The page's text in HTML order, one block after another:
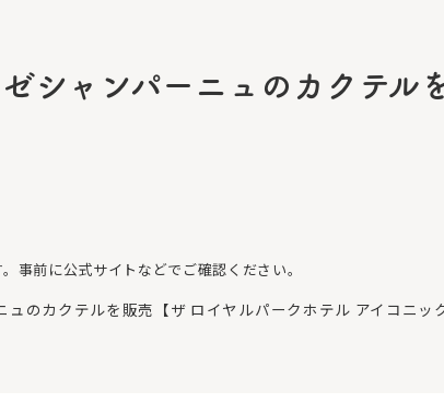
シャンパーニュのカクテル
事前に公式サイトなどでご確認ください。
のカクテルを販売【ザ ロイヤルパークホテル アイコニッ